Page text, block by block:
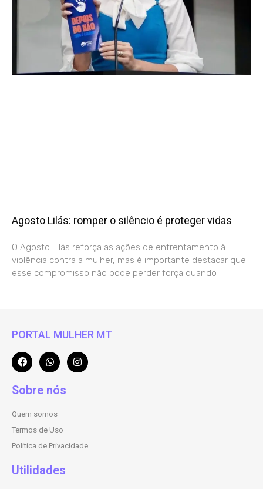
Agosto Lilás: romper o silêncio é proteger vidas
O Agosto Lilás reforça as ações de enfrentamento à
violência contra a mulher, mas é importante destacar que
esse compromisso não pode perder força quando
PORTAL MULHER MT
Sobre nós
Quem somos
Termos de Uso
Política de Privacidade
Utilidades